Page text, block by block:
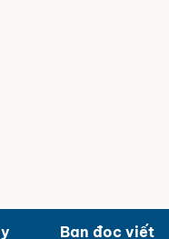
Bạn đọc viết